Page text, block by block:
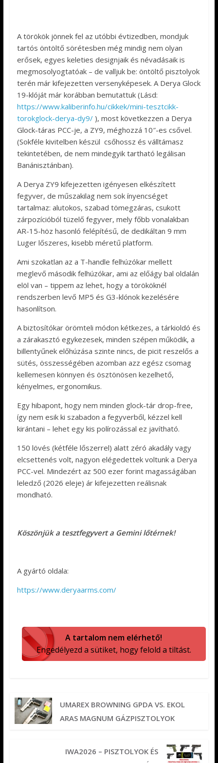
A törökök jönnek fel az utóbbi évtizedben, mondjuk
tartós öntöltő sörétesben még mindig nem olyan
erősek, egyes keleties designjaik és névadásaik is
megmosolyogtatóak – de valljuk be: öntöltő pisztolyok
terén már kifejezetten versenyképesek. A Derya Glock
19-klóját már korábban bemutattuk (Lásd:
https://www.kaliberinfo.hu/cikkek/mini-tesztcikk-
torokglock-derya-dy9/), most következzen a Derya
Glock-táras PCC-je, a ZY9, méghozzá 10″-es csővel.
(Sokféle kivitelben készül csőhossz és válltámasz
tekintetében, de nem mindegyik tartható legálisan
Banánisztánban).
A Derya ZY9 kifejezetten igényesen elkészített
fegyver, de műszakilag nem sok ínyencséget
tartalmaz: alutokos, szabad tömegzáras, csukott
zárpozícióból tüzelő fegyver, mely főbb vonalakban
AR-15-höz hasonló felépítésű, de dedikáltan 9 mm
Luger lőszeres, kisebb méretű platform.
Ami szokatlan az a T-handle felhúzókar mellett
meglevő második felhúzókar, ami az előágy bal oldalán
elöl van – tippem az lehet, hogy a törököknél
rendszerben levő MP5 és G3-klónok kezelésére
hasonlítson.
A biztosítókar örömteli módon kétkezes, a tárkioldó és
a zárakasztó egykezesek, minden szépen működik, a
billentyűnek előhúzása szinte nincs, de picit reszelős a
sütés, összességében azomban azz egész csomag
kellemesen könnyen és ösztönösen kezelhető,
kényelmes, ergonomikus.
Egy hibapont, hogy nem minden glock-tár drop-free,
így nem esik ki szabadon a fegyverből, kézzel kell
kirántani – lehet egy kis polírozással ez javítható.
150 lövés (kétféle lőszerrel) alatt zéró akadály vagy
elcsettenés volt, nagyon elégedettek voltunk a Derya
PCC-vel. Mindezért az 500 ezer forint magasságában
leledző (2026 eleje) ár kifejezetten reálisnak
mondható.
Köszönjük a tesztfegyvert a Gemini lőtérnek!
A gyártó oldala:
https://www.deryaarms.com/
A tartalom nem elérhető!
Engedélyezd a sütiket, hogy felold a tiltást.
UMAREX BROWNING GPDA VS. EKOL
ARAS MAGNUM GÁZPISZTOLYOK
IWA2026 – PISZTOLYOK ÉS